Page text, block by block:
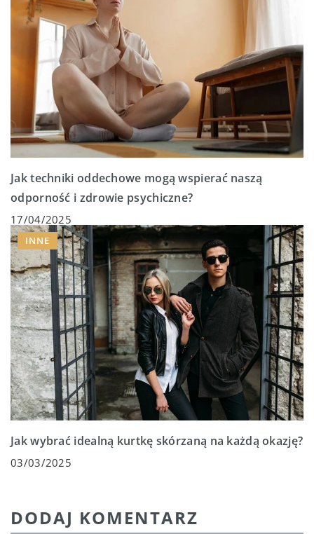
Jak techniki oddechowe mogą wspierać naszą
odporność i zdrowie psychiczne?
17/04/2025
INNE
Jak wybrać idealną kurtkę skórzaną na każdą okazję?
03/03/2025
DODAJ KOMENTARZ